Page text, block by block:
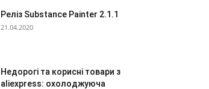
Реліз Substance Painter 2.1.1
21.04.2020
Недорогі та корисні товари з
aliexpress: охолоджуюча